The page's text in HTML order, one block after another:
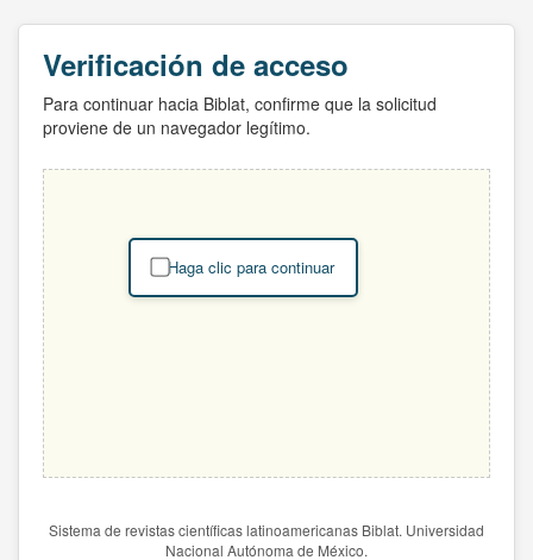
Verificación de acceso
Para continuar hacia Biblat, confirme que la solicitud
proviene de un navegador legítimo.
Haga clic para continuar
Sistema de revistas científicas latinoamericanas Biblat. Universidad
Nacional Autónoma de México.